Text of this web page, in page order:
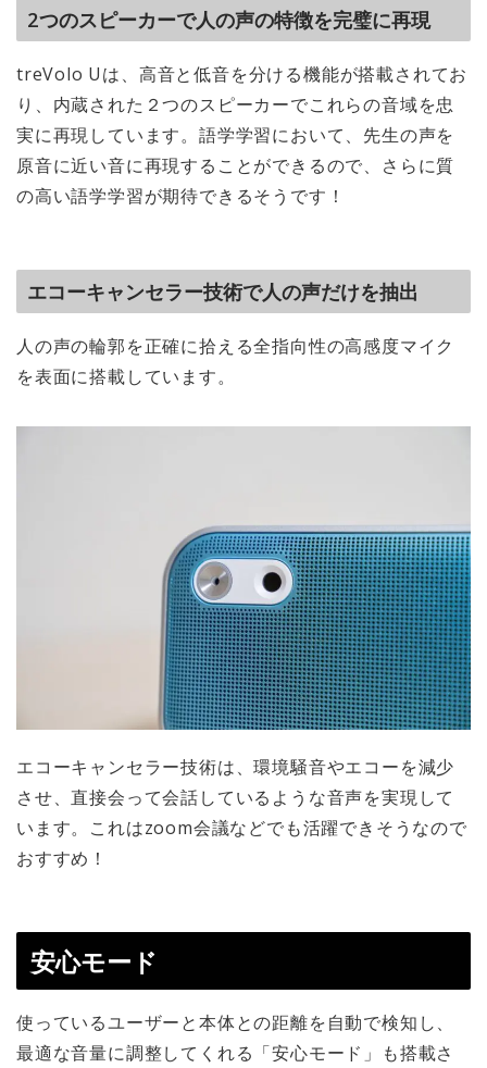
2つのスピーカーで人の声の特徴を完璧に再現
treVolo Uは、高音と低音を分ける機能が搭載されてお
り、内蔵された２つのスピーカーでこれらの音域を忠
実に再現しています。語学学習において、先生の声を
原音に近い音に再現することができるので、さらに質
の高い語学学習が期待できるそうです！
エコーキャンセラー技術で人の声だけを抽出
人の声の輪郭を正確に拾える全指向性の高感度マイク
を表面に搭載しています。
エコーキャンセラー技術は、環境騒音やエコーを減少
させ、直接会って会話しているような音声を実現して
います。これはzoom会議などでも活躍できそうなので
おすすめ！
安心モード
使っているユーザーと本体との距離を自動で検知し、
最適な音量に調整してくれる「安心モード」も搭載さ